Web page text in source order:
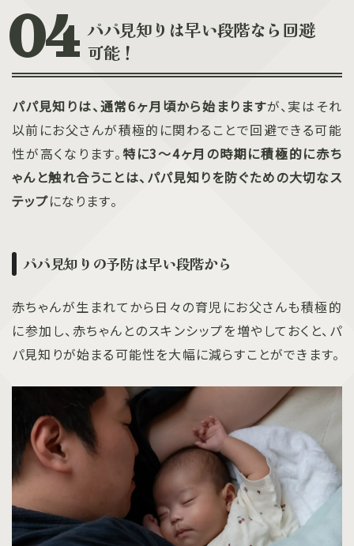
パパ見知りは早い段階なら回避
可能！
パパ見知りは、通常6ヶ月頃から始まりますが、実はそれ
以前にお父さんが積極的に関わることで回避できる可能
性が高くなります。特に3〜4ヶ月の時期に積極的に赤ち
ゃんと触れ合うことは、パパ見知りを防ぐための大切なス
テップになります。
パパ見知りの予防は早い段階から
赤ちゃんが生まれてから日々の育児にお父さんも積極的
に参加し、赤ちゃんとのスキンシップを増やしておくと、パ
パ見知りが始まる可能性を大幅に減らすことができます。